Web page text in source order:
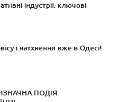
індустрії: ключові
і натхнення вже в Одесі!
ПОДІЯ